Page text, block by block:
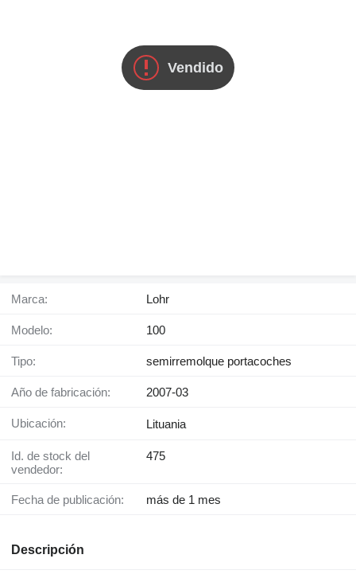
Vendido
Marca: Lohr
Modelo: 100
Tipo: semirremolque portacoches
Año de fabricación: 2007-03
Ubicación: Lituania
Id. de stock del
vendedor:
475
Fecha de publicación: más de 1 mes
Descripción